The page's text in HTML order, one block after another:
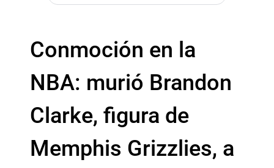
Conmoción en la
NBA: murió Brandon
Clarke, figura de
Memphis Grizzlies, a